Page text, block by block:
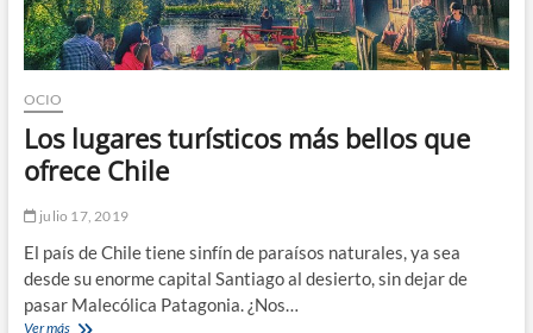
con
poco
tiempo
OCIO
Los lugares turísticos más bellos que
ofrece Chile
julio 17, 2019
El país de Chile tiene sinfín de paraísos naturales, ya sea
desde su enorme capital Santiago al desierto, sin dejar de
pasar Malecólica Patagonia. ¿Nos…
Ver másLos